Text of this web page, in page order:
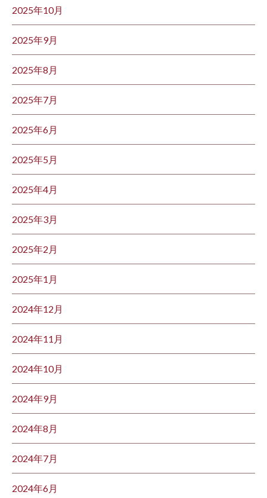
2025年10月
2025年9月
2025年8月
2025年7月
2025年6月
2025年5月
2025年4月
2025年3月
2025年2月
2025年1月
2024年12月
2024年11月
2024年10月
2024年9月
2024年8月
2024年7月
2024年6月